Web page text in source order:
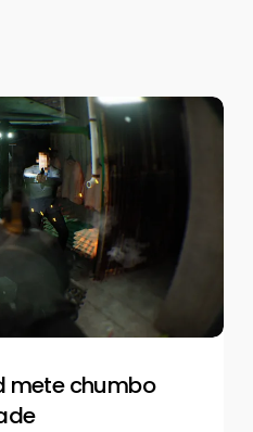
mete chumbo